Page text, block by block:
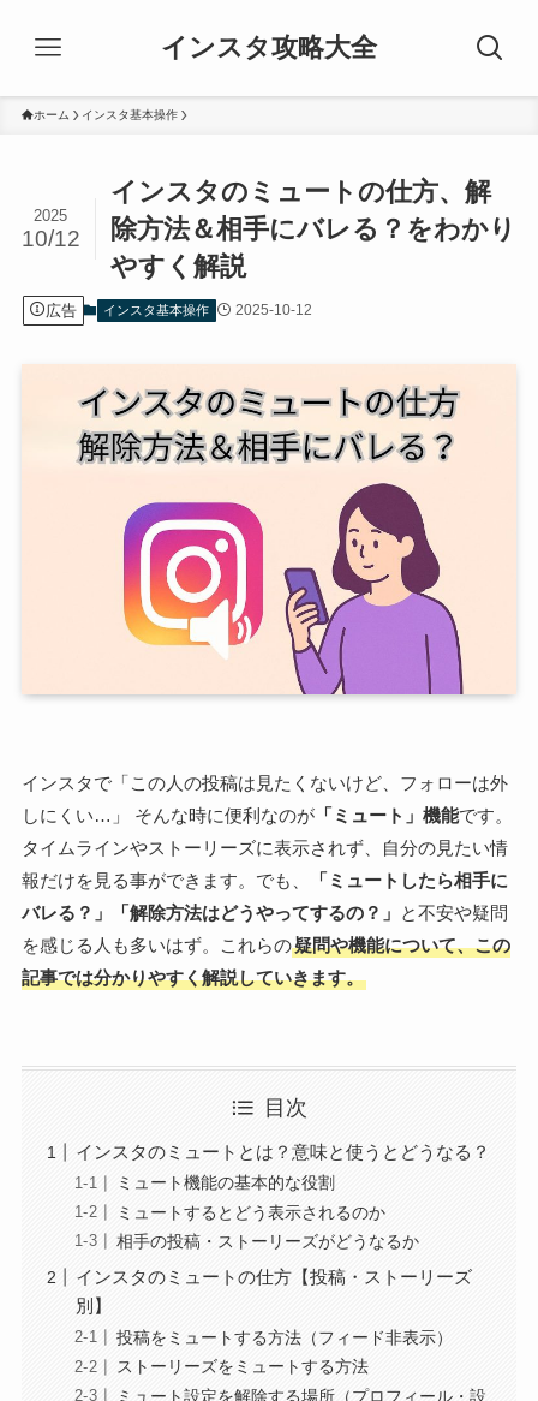
インスタ攻略大全
ホーム インスタ基本操作
インスタのミュートの仕方、解
除方法＆相手にバレる？をわかり
やすく解説
2025
10/12
広告 インスタ基本操作 2025-10-12
インスタで「この人の投稿は見たくないけど、フォローは外
しにくい…」 そんな時に便利なのが「ミュート」機能です。
タイムラインやストーリーズに表示されず、自分の見たい情
報だけを見る事ができます。でも、
「ミュートしたら相手に
バレる？」「解除方法はどうやってするの？」 と不安や疑問
を感じる人も多いはず。これらの疑問や機能について、この
記事では分かりやすく解説していきます。
目次
インスタのミュートとは？意味と使うとどうなる？
ミュート機能の基本的な役割
ミュートするとどう表示されるのか
相手の投稿・ストーリーズがどうなるか
インスタのミュートの仕方【投稿・ストーリーズ
別】
投稿をミュートする方法（フィード非表示）
ストーリーズをミュートする方法
ミュート設定を解除する場所（プロフィール・設